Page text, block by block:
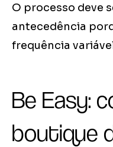
O processo deve
antecedência
frequência
Be Easy:
boutique